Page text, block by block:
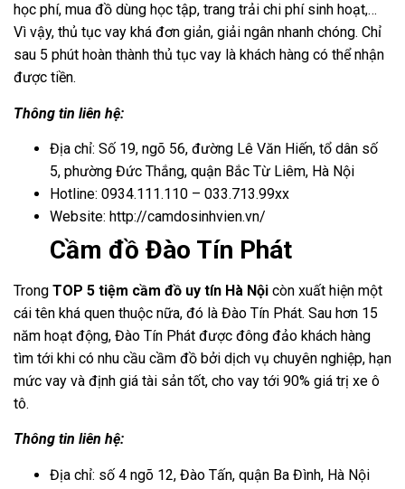
học phí, mua đồ dùng học tập, trang trải chi phí sinh hoạt,…
Vì vậy, thủ tục vay khá đơn giản, giải ngân nhanh chóng. Chỉ
sau 5 phút hoàn thành thủ tục vay là khách hàng có thể nhận
được tiền.
Thông tin liên hệ:
Địa chỉ: Số 19, ngõ 56, đường Lê Văn Hiến, tổ dân số
5, phường Đức Thắng, quận Bắc Từ Liêm, Hà Nội
Hotline: 0934.111.110 – 033.713.99xx
Website: http://camdosinhvien.vn/
Cầm đồ Đào Tín Phát
Trong TOP 5 tiệm cầm đồ uy tín Hà Nội còn xuất hiện một
cái tên khá quen thuộc nữa, đó là Đào Tín Phát. Sau hơn 15
năm hoạt động, Đào Tín Phát được đông đảo khách hàng
tìm tới khi có nhu cầu cầm đồ bởi dịch vụ chuyên nghiệp, hạn
mức vay và định giá tài sản tốt, cho vay tới 90% giá trị xe ô
tô.
Thông tin liên hệ:
Địa chỉ: số 4 ngõ 12, Đào Tấn, quận Ba Đình, Hà Nội